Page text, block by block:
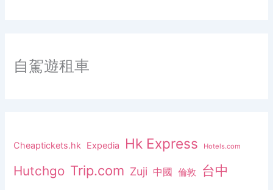
自駕遊租車
Cheaptickets.hk Expedia Hk Express Hotels.com
Hutchgo Trip.com Zuji 中國 倫敦 台中